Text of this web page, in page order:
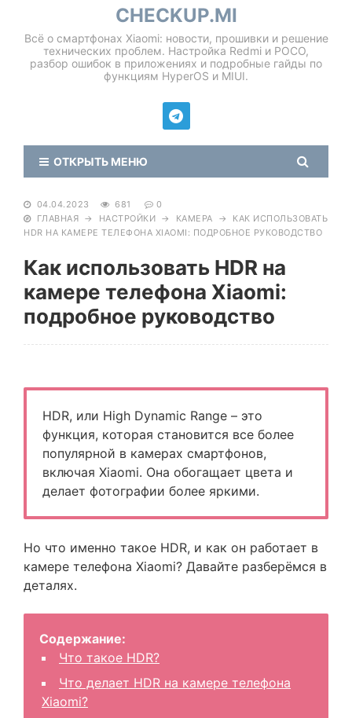
CHECKUP.MI
Всё о смартфонах Xiaomi: новости, прошивки и решение
технических проблем. Настройка Redmi и POCO,
разбор ошибок в приложениях и подробные гайды по
функциям HyperOS и MIUI.
ОТКРЫТЬ МЕНЮ
04.04.2023 681
0
ГЛАВНАЯ → НАСТРОЙКИ → КАМЕРА → КАК ИСПОЛЬЗОВАТЬ
HDR НА КАМЕРЕ ТЕЛЕФОНА XIAOMI: ПОДРОБНОЕ РУКОВОДСТВО
Как использовать HDR на
камере телефона Xiaomi:
подробное руководство
HDR, или High Dynamic Range – это
функция, которая становится все более
популярной в камерах смартфонов,
включая Xiaomi. Она обогащает цвета и
делает фотографии более яркими.
Но что именно такое HDR, и как он работает в
камере телефона Xiaomi? Давайте разберёмся в
деталях.
Содержание:
Что такое HDR?
Что делает HDR на камере телефона
Xiaomi?